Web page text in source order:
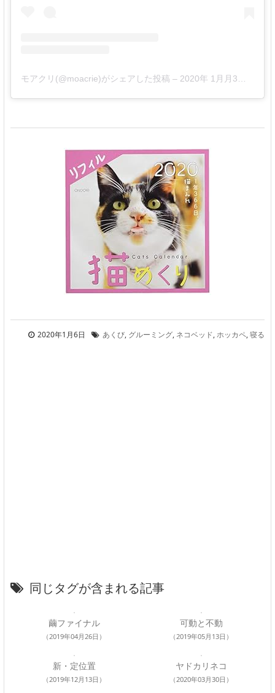
モアクリ(@moacrie)がシェアした投稿 – 2020年 1月月3日午後8時20分PST
2020年1月6日 あくび, グルーミング, ネコベッド,ホッカペ,寝る
同じタグが含まれる記事
繭ファイナル
（2019年04月26日）
可動と不動
（2019年05月13日）
新・定位置
（2019年12月13日）
ヤドカリネコ
（2020年03月30日）